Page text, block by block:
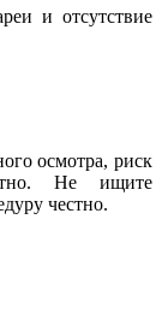
и отсутствие
осмотра, риск
Не ищите
честно.